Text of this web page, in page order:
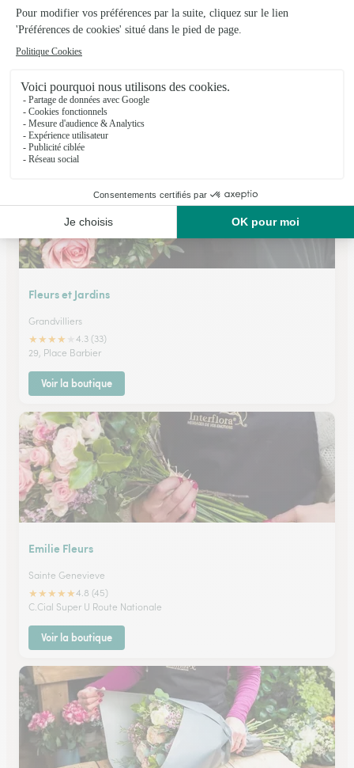
★★ ★★★4 (69)
2, rue de Paris
Voir la boutique
Fleurs et Jardins
Grandvilliers
★★★★
4.3 (33)
29, Place Barbier
Voir la boutique
Emilie Fleurs
Sainte Genevieve
★★★★★4.8 (45)
C.Cial Super U Route Nationale
Voir la boutique